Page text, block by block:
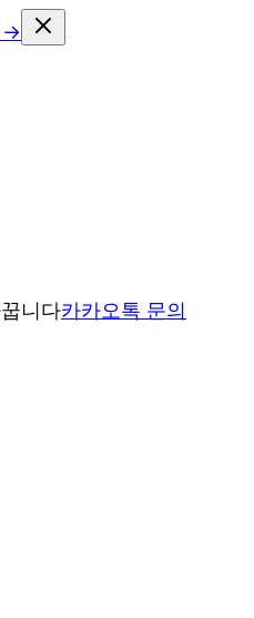
→
니다카카오톡 문의